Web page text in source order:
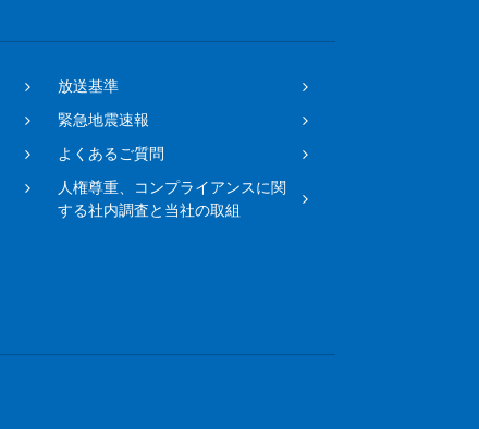
放送基準
緊急地震速報
よくあるご質問
人権尊重、コンプライアンスに関
する社内調査と当社の取組